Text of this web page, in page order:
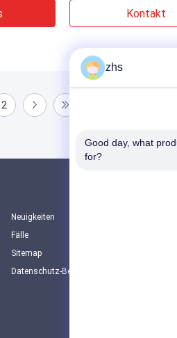
Kontakt
2
Neuigkeiten
Fälle
Sitemap
Datenschutz-Bestimmungen
zhs
Good day, what
for?